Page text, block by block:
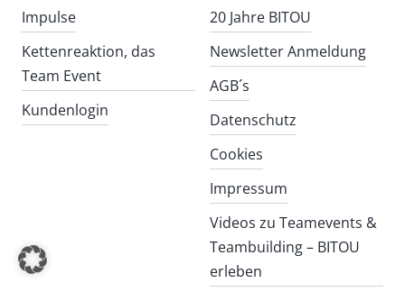
Impulse
Kettenreaktion, das
Team Event
Kundenlogin
20 Jahre BITOU
Newsletter Anmeldung
AGB´s
Datenschutz
Cookies
Impressum
Videos zu Teamevents &
Teambuilding – BITOU
erleben